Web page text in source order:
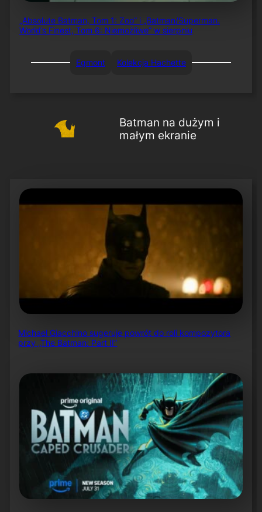
„Absolute Batman, Tom 1: Zoo” i „Batman/Superman.
World’s Finest, Tom 6: Niemożliwe” w sierpniu
Egmont Kolekcja Hachette
Batman na dużym i
małym ekranie
Michael Giacchino sugeruje powrót do roli kompozytora
przy „The Batman: Part II”